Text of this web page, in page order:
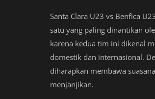
Santa Clara U23 vs Benfica
satu yang paling dinantikan
karena kedua tim ini dikenal
domestik dan internasional.
diharapkan membawa
menjanjikan.